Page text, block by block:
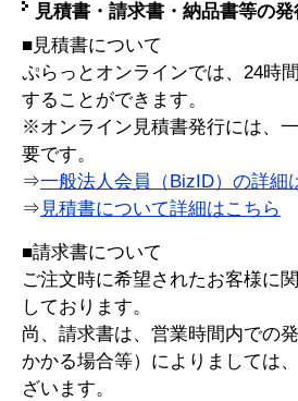
見積書・請求書・納品書等の
■見積書について
ぷらっとオンラインでは、24時
することができます。
※オンライン見積書発行には、
要です。
⇒一般法人会員（BizID）の詳細
⇒ 見積書について詳細はこちら
■請求書について
ご注文時に希望されたお客様に
しております。
尚、請求書は、営業時間内での
かかる場合等）によりましては
ざいます。